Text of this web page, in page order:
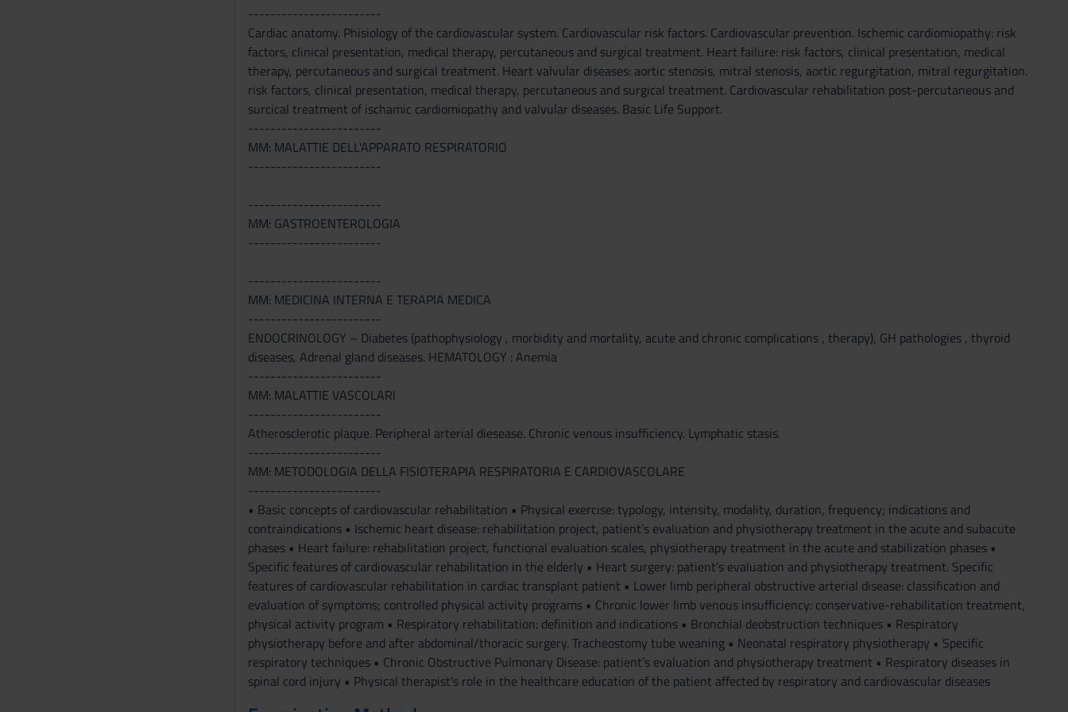
------------------------
Cardiac anatomy. Phisiology of the cardiovascular system. Cardiovascular risk factors. Cardiovascular prevention. Ischemic cardiomiopathy: risk
factors, clinical presentation, medical therapy, percutaneous and surgical treatment. Heart failure: risk factors, clinical presentation, medical
therapy, percutaneous and surgical treatment. Heart valvular diseases: aortic stenosis, mitral stenosis, aortic regurgitation, mitral regurgitation.
risk factors, clinical presentation, medical therapy, percutaneous and surgical treatment. Cardiovascular rehabilitation post-percutaneous and
surcical treatment of ischamic cardiomiopathy and valvular diseases. Basic Life Support.
------------------------
MM: MALATTIE DELL'APPARATO RESPIRATORIO
------------------------
------------------------
MM: GASTROENTEROLOGIA
------------------------
------------------------
MM: MEDICINA INTERNA E TERAPIA MEDICA
------------------------
ENDOCRINOLOGY – Diabetes (pathophysiology , morbidity and mortality, acute and chronic complications , therapy), GH pathologies , thyroid
diseases, Adrenal gland diseases. HEMATOLOGY : Anemia
------------------------
MM: MALATTIE VASCOLARI
------------------------
Atherosclerotic plaque. Peripheral arterial diesease. Chronic venous insufficiency. Lymphatic stasis.
------------------------
MM: METODOLOGIA DELLA FISIOTERAPIA RESPIRATORIA E CARDIOVASCOLARE
------------------------
• Basic concepts of cardiovascular rehabilitation • Physical exercise: typology, intensity, modality, duration, frequency; indications and
contraindications • Ischemic heart disease: rehabilitation project, patient’s evaluation and physiotherapy treatment in the acute and subacute
phases • Heart failure: rehabilitation project, functional evaluation scales, physiotherapy treatment in the acute and stabilization phases •
Specific features of cardiovascular rehabilitation in the elderly • Heart surgery: patient’s evaluation and physiotherapy treatment. Specific
features of cardiovascular rehabilitation in cardiac transplant patient • Lower limb peripheral obstructive arterial disease: classification and
evaluation of symptoms; controlled physical activity programs • Chronic lower limb venous insufficiency: conservative-rehabilitation treatment,
physical activity program • Respiratory rehabilitation: definition and indications • Bronchial deobstruction techniques • Respiratory
physiotherapy before and after abdominal/thoracic surgery. Tracheostomy tube weaning • Neonatal respiratory physiotherapy • Specific
respiratory techniques • Chronic Obstructive Pulmonary Disease: patient’s evaluation and physiotherapy treatment • Respiratory diseases in
spinal cord injury • Physical therapist’s role in the healthcare education of the patient affected by respiratory and cardiovascular diseases